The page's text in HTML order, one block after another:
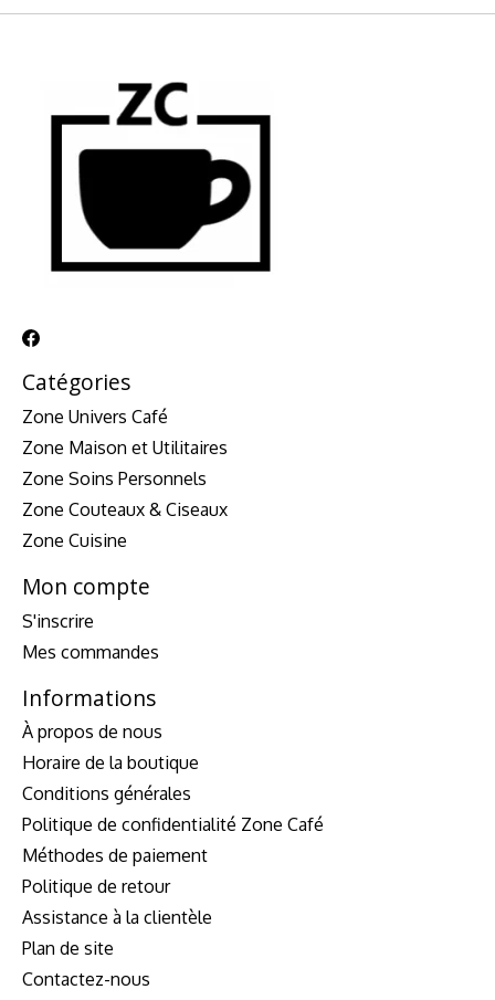
Catégories
Zone Univers Café
Zone Maison et Utilitaires
Zone Soins Personnels
Zone Couteaux & Ciseaux
Zone Cuisine
Mon compte
S'inscrire
Mes commandes
Informations
À propos de nous
Horaire de la boutique
Conditions générales
Politique de confidentialité Zone Café
Méthodes de paiement
Politique de retour
Assistance à la clientèle
Plan de site
Contactez-nous